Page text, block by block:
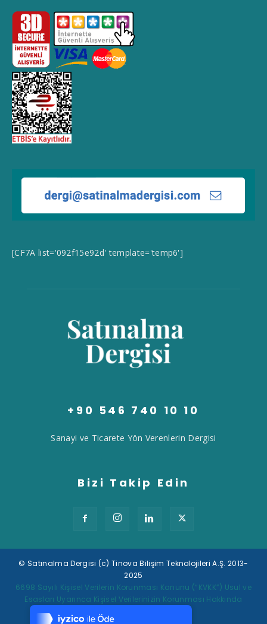
Tek Tıkla Ödeme Kolaylığı
7/24 Canlı Destek
[CF7A list='092f15e92d' template='temp6']
+90 546 740 10 10
Sanayi ve Ticarete Yön Verenlerin Dergisi
Bizi Takip Edin
© Satınalma Dergisi (c) Tinova Bilişim Teknolojileri A.Ş. 2013-
2025
6698 Sayılı Kişisel Verilerin Korunması Kanunu (“KVKK”) Usul ve
Esasları Uyarınca Kişisel Verilerinizin Korunması Hakkında